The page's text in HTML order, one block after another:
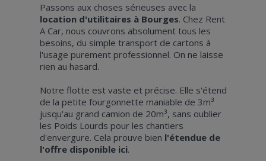
Passons aux choses sérieuses avec la
location d'utilitaires à Bourges. Chez Rent
A Car, nous couvrons absolument tous les
besoins, du simple transport de cartons à
l'usage purement professionnel. On ne laisse
rien au hasard.
Notre flotte est vaste et précise. Elle s'étend
de la petite fourgonnette maniable de 3m³
jusqu'au grand camion de 20m³, sans oublier
les Poids Lourds pour les chantiers
d'envergure. Cela prouve bien l'étendue de
l'offre disponible ici.